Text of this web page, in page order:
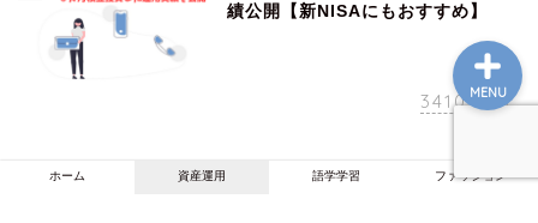
績公開【新NISAにもおすすめ】
3410view
ホーム 資産運用 語学学習 ファッション
MENU